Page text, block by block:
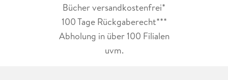
Bücher versandkostenfrei*
100 Tage Rückgaberecht***
Abholung in über 100 Filialen
uvm.